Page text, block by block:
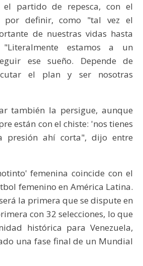
el partido de repesca, con el
por definir, como "tal vez el
de nuestras vidas hasta
estamos a un
ese sueño. Depende de
el plan y ser nosotras
también la persigue, aunque
están con el chiste: 'nos tienes
presión ahí corta", dijo entre
femenina coincide con el
femenino en América Latina.
la primera que se dispute en
con 32 selecciones, lo que
histórica para Venezuela,
una fase final de un Mundial